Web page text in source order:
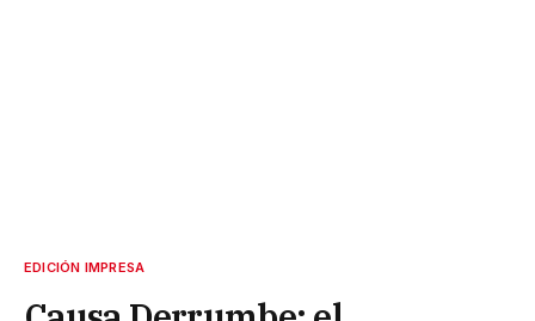
EDICIÓN IMPRESA